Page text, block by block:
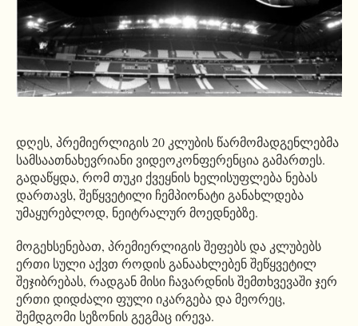
დღეს, პრემიერლიგის 20 კლუბის წარმომადგენლებმა
სამსაათნახევრიანი ვიდეოკონფერენცია გამართეს.
გადაწყდა, რომ თუკი ქვეყნის ხელისუფლება ნებას
დართავს, შეწყვეტილი ჩემპიონატი განახლდება
უმაყურებლოდ, ნეიტრალურ მოედნებზე.
მოგეხსენებათ, პრემიერლიგის შეფებს და კლუბებს
ერთი სული აქვთ როდის განაახლებენ შეწყვეტილ
შეჯიბრებას, რადგან მისი ჩავარდნის შემთხვევაში ჯერ
ერთი დიდძალი ფული იკარგება და მეორეც,
შემდგომი სეზონის გეგმაც ირევა.